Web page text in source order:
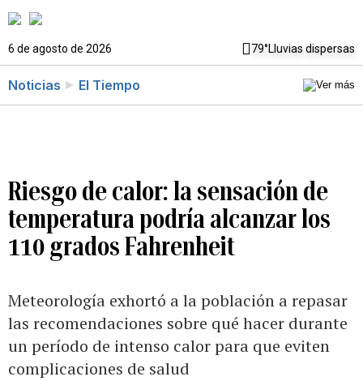
6 de agosto de 2026 79°Lluvias dispersas
Noticias El Tiempo
Riesgo de calor: la sensación de
temperatura podría alcanzar los
110 grados Fahrenheit
Meteorología exhortó a la población a repasar
las recomendaciones sobre qué hacer durante
un período de intenso calor para que eviten
complicaciones de salud